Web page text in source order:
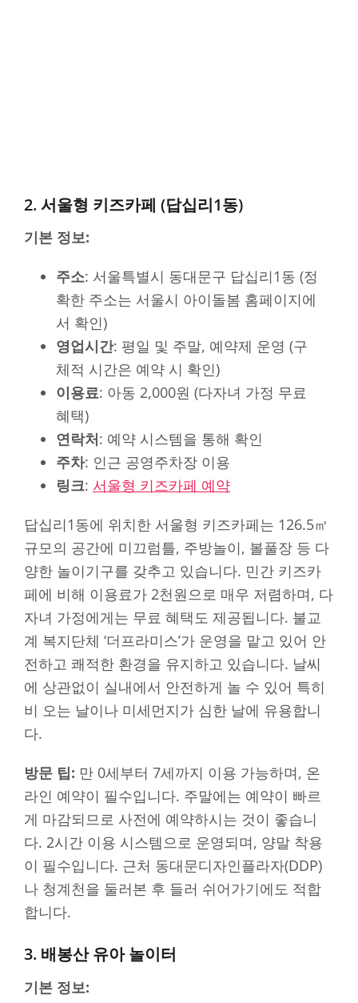
2. 서울형 키즈카페 (답십리1동)
기본 정보:
주소: 서울특별시 동대문구 답십리1동 (정
확한 주소는 서울시 아이돌봄 홈페이지에
서 확인)
영업시간: 평일 및 주말, 예약제 운영 (구
체적 시간은 예약 시 확인)
이용료: 아동 2,000원 (다자녀 가정 무료
혜택)
연락처: 예약 시스템을 통해 확인
주차: 인근 공영주차장 이용
링크: 서울형 키즈카페 예약
답십리1동에 위치한 서울형 키즈카페는 126.5㎡
규모의 공간에 미끄럼틀, 주방놀이, 볼풀장 등 다
양한 놀이기구를 갖추고 있습니다. 민간 키즈카
페에 비해 이용료가 2천원으로 매우 저렴하며, 다
자녀 가정에게는 무료 혜택도 제공됩니다. 불교
계 복지단체 ‘더프라미스’가 운영을 맡고 있어 안
전하고 쾌적한 환경을 유지하고 있습니다. 날씨
에 상관없이 실내에서 안전하게 놀 수 있어 특히
비 오는 날이나 미세먼지가 심한 날에 유용합니
다.
방문 팁: 만 0세부터 7세까지 이용 가능하며, 온
라인 예약이 필수입니다. 주말에는 예약이 빠르
게 마감되므로 사전에 예약하시는 것이 좋습니
다. 2시간 이용 시스템으로 운영되며, 양말 착용
이 필수입니다. 근처 동대문디자인플라자(DDP)
나 청계천을 둘러본 후 들러 쉬어가기에도 적합
합니다.
3. 배봉산 유아 놀이터
기본 정보: